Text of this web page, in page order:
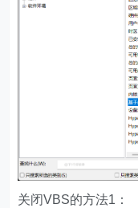
关闭VBS的方法1：